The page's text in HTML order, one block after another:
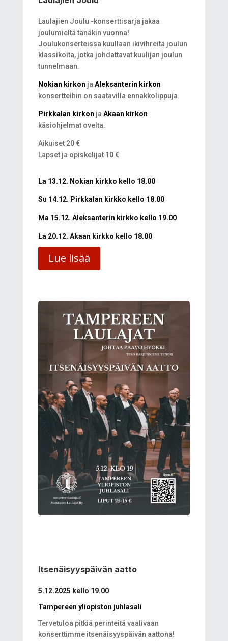
Laulajien Joulu -konserttisarja jakaa
joulumieltä tänäkin vuonna!
Joulukonserteissa kuullaan ikivihreitä joulun
klassikoita, jotka johdattavat kuulijan joulun
tunnelmaan.
Nokian kirkon ja Aleksanterin kirkon
konsertteihin on saatavilla ennakkolippuja.
Pirkkalan kirkon ja Akaan kirkon
käsiohjelmat ovelta.
Aikuiset 20 €
Lapset ja opiskelijat 10 €
La 13.12. Nokian kirkko kello 18.00
Su 14.12. Pirkkalan kirkko kello 18.00
Ma 15.12. Aleksanterin kirkko kello 19.00
La 20.12. Akaan kirkko kello 18.00
Lue lisää
Itsenäisyyspäivän aatto
5.12.2025 kello 19.00
Tampereen yliopiston juhlasali
Tervetuloa pitkiä perinteitä vaalivaan
konserttimme itsenäisyyspäivän aattona!